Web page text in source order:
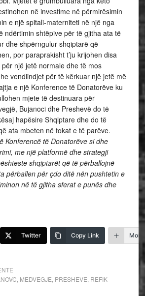
në investime në përmirësimin
e një spitali-materniteti në një nga
ndërtimin shtëpive për të gjitha ata të
dhe shpërngulur shqiptarë që
por paraprakisht t’ju krijohen disa
një jetë normale dhe të mos
vendlindjet për të kërkuar një jetë më
e një Konference të Donatorëve ku
mjete të destinuara për
Bujanoci dhe Preshevë do të
hapësire Shqiptare dhe do të
ata mbeten në tokat e të parëve.
Konferencë të Donatorëve si dhe
me një platformë dhe strategji
shqiptarët që të përballojnë
përballen për çdo ditë nën pushtetin e
në të gjitha sferat e punës dhe
Twitter Copy Link More
MEDVEGJE PRESHEVE REFIK